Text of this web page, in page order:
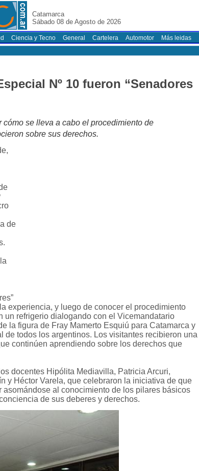
Catamarca
Sábado 08 de Agosto de 2026
Ciencia y Tecno General Cartelera Automotor Más leidas
Nº 10 fueron “Senadores
se lleva a cabo el procedimiento de
sobre sus derechos.
de
experiencia, y luego de conocer el procedimiento
un refrigerio dialogando con el Vicemandatario
la figura de Fray Mamerto Esquiú para Catamarca y
de todos los argentinos. Los visitantes recibieron una
continúen aprendiendo sobre los derechos que
docentes Hipólita Mediavilla, Patricia Arcuri,
y Héctor Varela, que celebraron la iniciativa de que
al conocimiento de los pilares básicos
de sus deberes y derechos.